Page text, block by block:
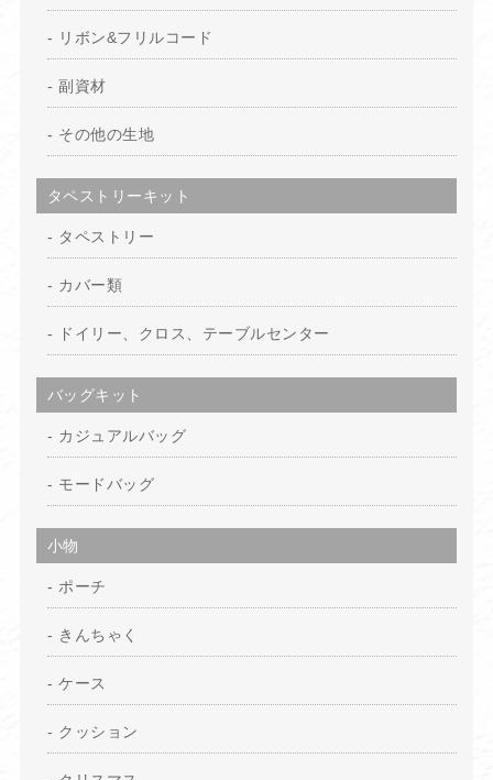
リボン&フリルコード
副資材
その他の生地
タペストリーキット
タペストリー
カバー類
ドイリー、クロス、テーブルセンター
バッグキット
カジュアルバッグ
モードバッグ
小物
ポーチ
きんちゃく
ケース
クッション